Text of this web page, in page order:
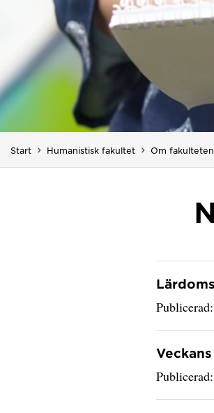
Start Humanistisk fakultet Om fakulteten